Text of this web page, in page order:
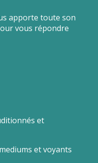
apporte toute son
vous répondre
et
et voyants